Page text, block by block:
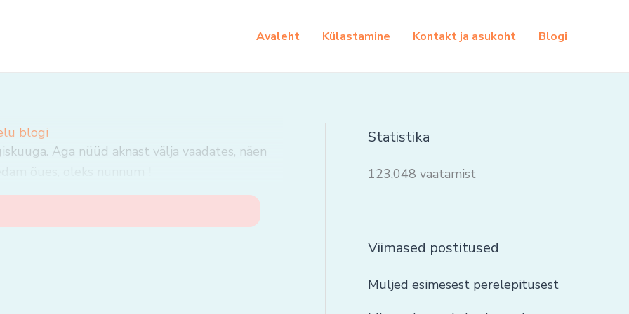
Avaleht Külastamine Kontakt ja asukoht Blogi
blogi
Aga nüüd aknast välja vaadates, näen
Statistika
123,048 vaatamist
Viimased postitused
Muljed esimesest perelepitusest